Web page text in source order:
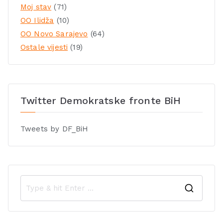
Moj stav (71)
OO Ilidža (10)
OO Novo Sarajevo (64)
Ostale vijesti (19)
Twitter Demokratske fronte BiH
Tweets by DF_BiH